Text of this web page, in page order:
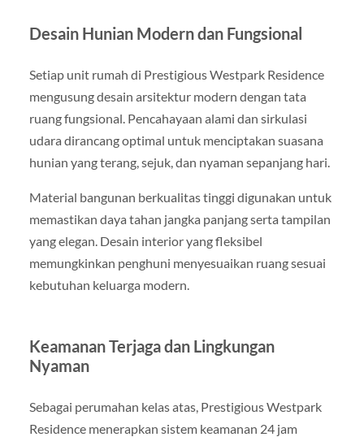
Desain Hunian Modern dan Fungsional
Setiap unit rumah di Prestigious Westpark Residence
mengusung desain arsitektur modern dengan tata
ruang fungsional. Pencahayaan alami dan sirkulasi
udara dirancang optimal untuk menciptakan suasana
hunian yang terang, sejuk, dan nyaman sepanjang hari.
Material bangunan berkualitas tinggi digunakan untuk
memastikan daya tahan jangka panjang serta tampilan
yang elegan. Desain interior yang fleksibel
memungkinkan penghuni menyesuaikan ruang sesuai
kebutuhan keluarga modern.
Keamanan Terjaga dan Lingkungan
Nyaman
Sebagai perumahan kelas atas, Prestigious Westpark
Residence menerapkan sistem keamanan 24 jam